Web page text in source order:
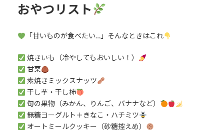
おやつリスト
「甘いものが食べたい…」そんなときはこれ
焼きいも（冷やしてもおいしい！）
甘栗
素焼きミックスナッツ
干し芋・干し柿
旬の果物（みかん、りんご、バナナなど）
無糖ヨーグルト＋きなこ・ハチミツ
オートミールクッキー（砂糖控えめ）